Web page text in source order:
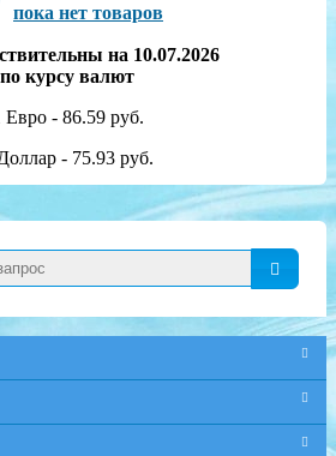
пока нет товаров
на 10.07.2026
по курсу валют
Евро - 86.59 руб.
- 75.93 руб.